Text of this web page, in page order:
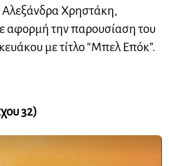
Χρηστάκη,
αφορμή την παρουσίαση του
με τίτλο “Μπελ Επόκ”.
32)